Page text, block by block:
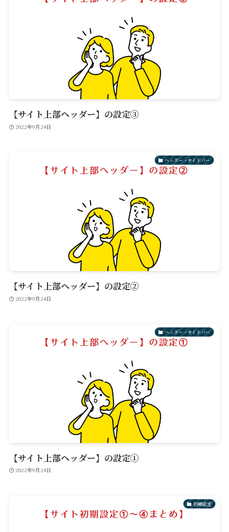
【サイト上部ヘッダー】の設定③
2022年9月24日
ヘッダー・サイドバー
【サイト上部ヘッダー】の設定②
2022年9月24日
ヘッダー・サイドバー
【サイト上部ヘッダー】の設定①
2022年9月24日
初期設定